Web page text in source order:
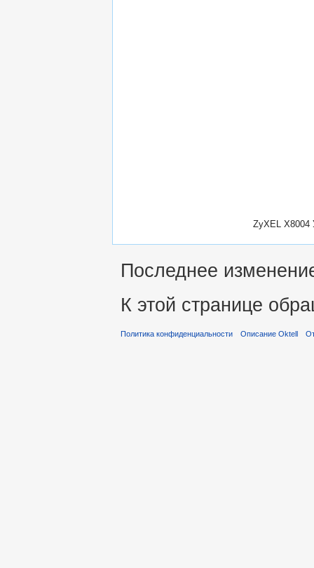
ZyXEL X8004
Последнее
К этой странице
Политика конфиденциальности Описание Oktell